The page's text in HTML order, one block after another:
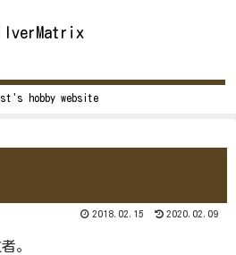
hobby website
2018.02.15 2020.02.09
。